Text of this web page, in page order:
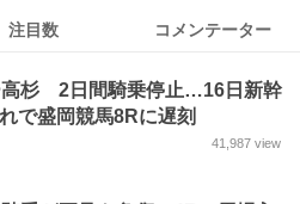
注目数 コメンテーター
高杉 2日間騎乗停止…16日新幹
で盛岡競馬8Rに遅刻
41,987 view